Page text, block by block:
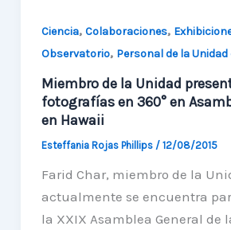
Ciencia, Colaboraciones,
Observatorio, Personal de la
Miembro de la Unidad
fotografías en 360° en
en Hawaii
Esteffania Rojas Phillips / 12/08/2015
Farid Char, miembro de la
actualmente se encuentra
la XXIX Asamblea General de